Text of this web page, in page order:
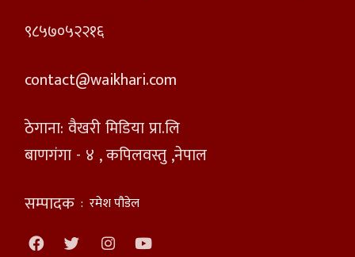
९८५७०५२२१६
contact@waikhari.com
ठेगाना: वैखरी मिडिया प्रा.लि
बाणगंगा - ४ , कपिलवस्तु ,नेपाल
सम्पादक : रमेश पौडेल